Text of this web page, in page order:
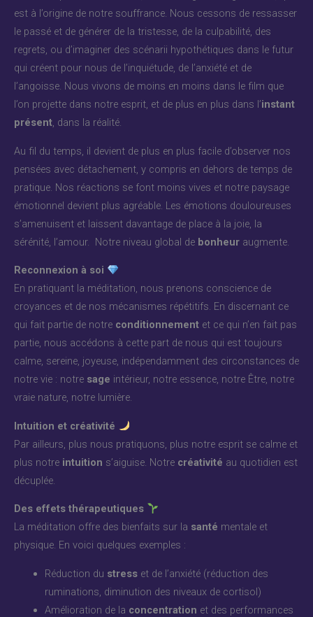
est à l’origine de notre souffrance. Nous cessons de ressasser
le passé et de générer de la tristesse, de la culpabilité, des
regrets, ou d’imaginer des scénarii hypothétiques dans le futur
qui créent pour nous de l’inquiétude, de l’anxiété et de
l’angoisse. Nous vivons de moins en moins dans le film que
l’on projette dans notre esprit, et de plus en plus dans l’instant
présent, dans la réalité.
Au fil du temps, il devient de plus en plus facile d’observer nos
pensées avec détachement, y compris en dehors de temps de
pratique. Nos réactions se font moins vives et notre paysage
émotionnel devient plus agréable. Les émotions douloureuses
s’amenuisent et laissent davantage de place à la joie, la
sérénité, l’amour. Notre niveau global de bonheur augmente.
Reconnexion à soi
En pratiquant la méditation, nous prenons conscience de
croyances et de nos mécanismes répétitifs. En discernant ce
qui fait partie de notre conditionnement et ce qui n’en fait pas
partie, nous accédons à cette part de nous qui est toujours
calme, sereine, joyeuse, indépendamment des circonstances de
notre vie : notre sage intérieur, notre essence, notre Être, notre
vraie nature, notre lumière.
Intuition et créativité
Par ailleurs, plus nous pratiquons, plus notre esprit se calme et
plus notre intuition s’aiguise. Notre créativité au quotidien est
décuplée.
Des effets thérapeutiques
La méditation offre des bienfaits sur la santé mentale et
physique. En voici quelques exemples :
Réduction du stresset de l’anxiété (réduction des
ruminations, diminution des niveaux de cortisol)
Amélioration de la concentration et des performances